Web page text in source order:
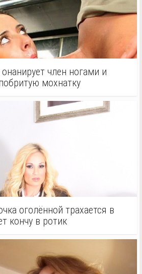
член ногами и
мохнатку
оголённой трахается в
кончу в ротик